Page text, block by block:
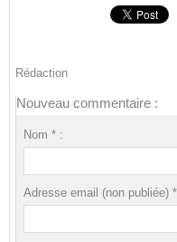
Rédaction
Nouveau commentaire :
Nom * :
Adresse email (non publiée)